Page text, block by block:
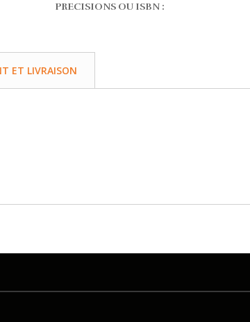
PRECISIONS OU ISBN :
ET LIVRAISON